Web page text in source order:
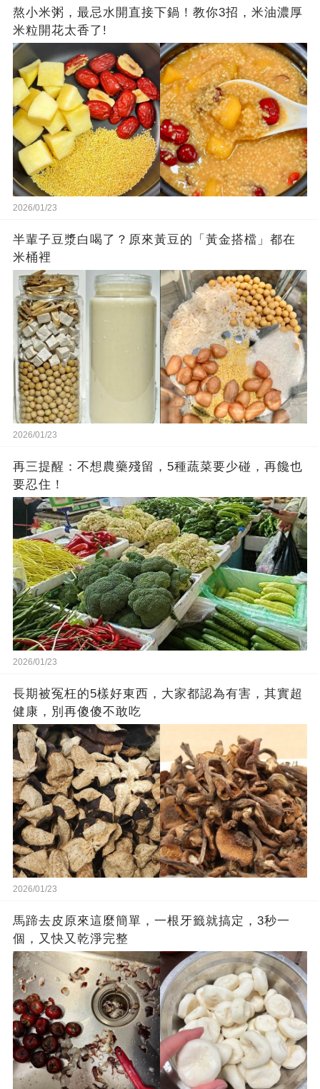
熬小米粥，最忌水開直接下鍋！教你3招，米油濃厚
米粒開花太香了!
2026/01/23
半輩子豆漿白喝了？原來黃豆的「黃金搭檔」都在
米桶裡
2026/01/23
再三提醒：不想農藥殘留，5種蔬菜要少碰，再饞也
要忍住！
2026/01/23
長期被冤枉的5樣好東西，大家都認為有害，其實超
健康，別再傻傻不敢吃
2026/01/23
馬蹄去皮原來這麼簡單，一根牙籤就搞定，3秒一
個，又快又乾淨完整